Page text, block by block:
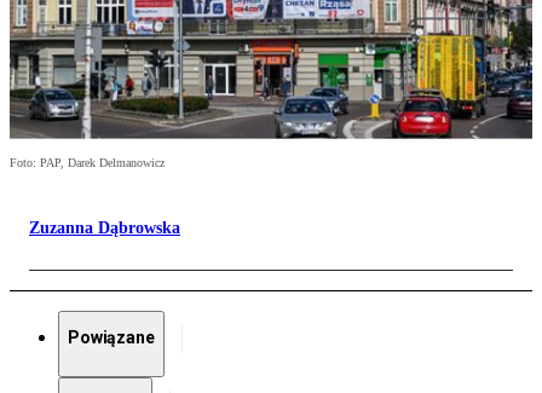
Foto: PAP, Darek Delmanowicz
Zuzanna Dąbrowska
Powiązane